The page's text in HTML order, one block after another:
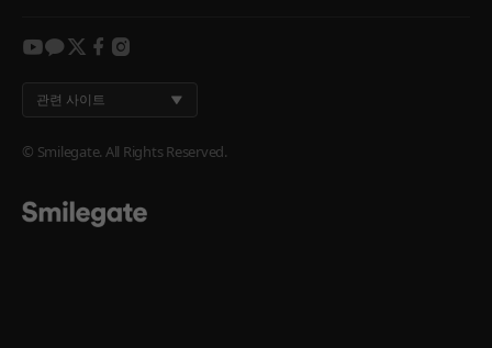
youtube
kakaotwitterfacebook
instagram
관련 사이트
© Smilegate. All Rights Reserved.